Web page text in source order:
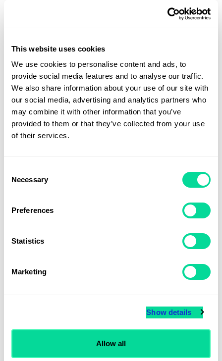
This website uses cookies
We use cookies to personalise content and ads, to
provide social media features and to analyse our traffic.
We also share information about your use of our site with
our social media, advertising and analytics partners who
may combine it with other information that you’ve
provided to them or that they’ve collected from your use
of their services.
Selection
Necessary
Preferences
Statistics
Marketing
Show details
Allow all
SAMMANFATTNING
Linköpings kommuns ideér
blir verklighet
profilering, inklusive produktion, lagerhantering och
logistik. Detta har frigjort tid och resurser hos
på sin kärnverksamhet och vidareutveckla sina mål
Voky har dessutom lyckats göra det enklare för
profilsortiment som ständigt anpassas efter